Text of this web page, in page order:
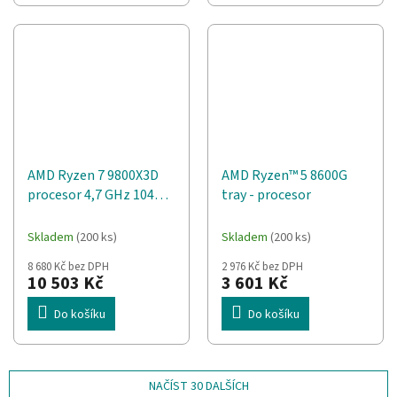
AMD Ryzen 7 9800X3D
procesor 4,7 GHz 104
100001084WOF) Krabice
Skladem (200 ks)
8 680 Kč bez DPH
10 503 Kč
Do košíku
AMD Ryzen™ 5 8600G
tray - procesor
Skladem (200 ks)
2 976 Kč bez DPH
3 601 Kč
Do košíku
NAČÍST 30 DALŠÍCH